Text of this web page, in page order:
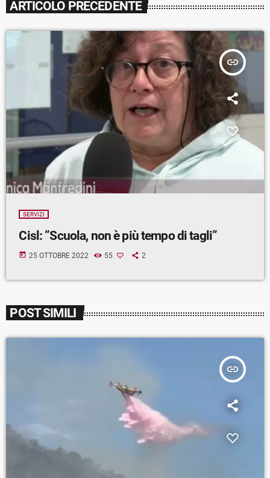
ARTICOLO PRECEDENTE
insert_link
SERVIZI
Cisl: ”Scuola, non è più tempo di tagli”
today 25 OTTOBRE 2022 55 2
POST SIMILI
insert_link